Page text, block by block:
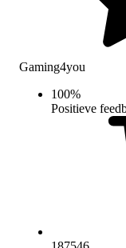
Gaming4you
100%
Positieve